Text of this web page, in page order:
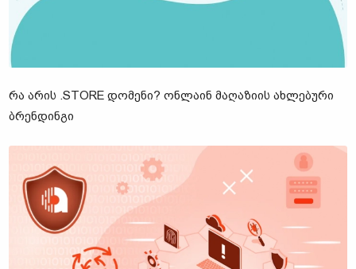
ᲠᲐ ᲐᲠᲘᲡ .STORE ᲓᲝᲛᲔᲜᲘ? ᲝᲜᲚᲐᲘᲜ ᲛᲐᲦᲐᲖᲘᲘᲡ ᲐᲮᲚᲔᲑᲣᲠᲘ
ᲑᲠᲔᲜᲓᲘᲜᲒᲘ